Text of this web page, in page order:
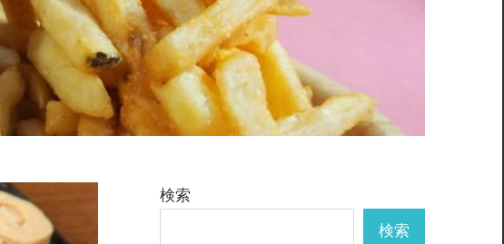
検索
検索